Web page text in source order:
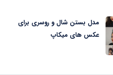
مدل بستن شال و روسری برای
عکس های میکاپ